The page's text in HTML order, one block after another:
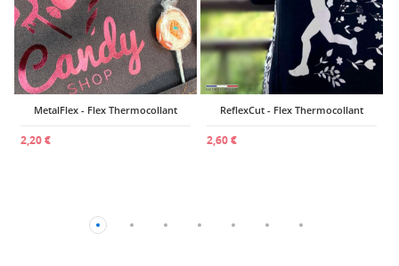
MetalFlex - Flex Thermocollant
2,20 €
ReflexCut - Flex Thermocollant
2,60 €